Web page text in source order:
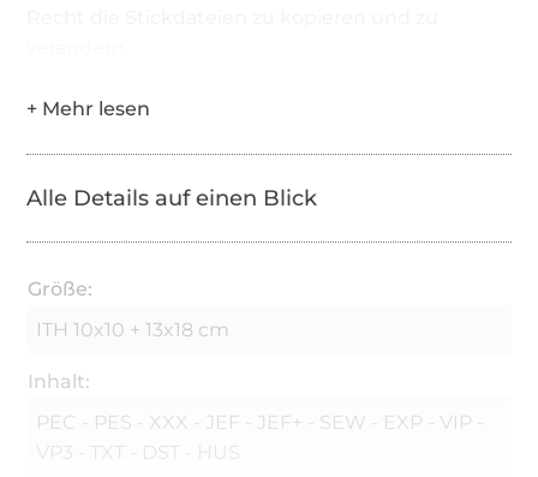
Alle Details auf einen Blick
Größe:
ITH 10x10 + 13x18 cm
Inhalt:
PEC - PES - XXX - JEF - JEF+ - SEW - EXP - VIP -
VP3 - TXT - DST - HUS